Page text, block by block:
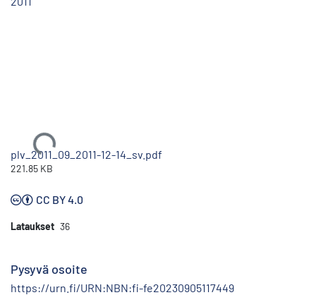
Ladataan...
plv_2011_09_2011-12-14_sv.pdf
221.85 KB
CC BY 4.0
Lataukset 36
Pysyvä osoite
https://urn.fi/URN:NBN:fi-fe20230905117449